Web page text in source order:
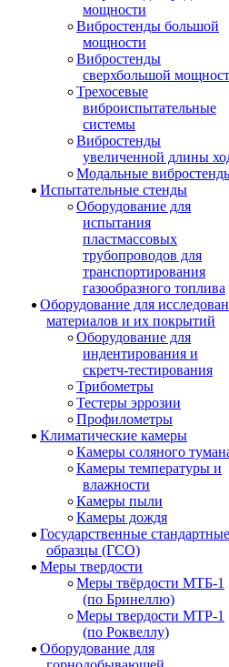
мощности
Вибростенды большой
мощности
Вибростенды
сверхбольшой
Трехосевые
виброиспытательные
системы
Вибростенды
увеличенной длины
Модальные
Испытательные стенды
Оборудование для
испытания
пластмассовых
трубопроводов для
транспортирования
газообразного топлива
Оборудование для
материалов и их покрытий
Оборудование для
индентирования и
скретч-тестирования
Трибометры
Тестеры эррозии
Профилометры
Климатические камеры
Камеры соляного
Камеры температуры и
влажности
Камеры пыли
Камеры дождя
Государственные стандартные
образцы (ГСО)
Меры твердости
Меры твёрдости МТБ-1
(по Бринеллю)
Меры твердости МТР-1
(по Роквеллу)
Оборудование для